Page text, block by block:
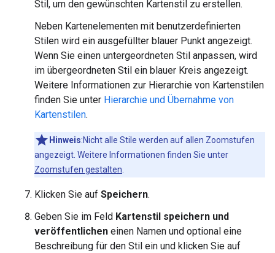
Stil, um den gewünschten Kartenstil zu erstellen.
Neben Kartenelementen mit benutzerdefinierten
Stilen wird ein ausgefüllter blauer Punkt angezeigt.
Wenn Sie einen untergeordneten Stil anpassen, wird
im übergeordneten Stil ein blauer Kreis angezeigt.
Weitere Informationen zur Hierarchie von Kartenstilen
finden Sie unter Hierarchie und Übernahme von
Kartenstilen.
Hinweis:Nicht alle Stile werden auf allen Zoomstufen
angezeigt. Weitere Informationen finden Sie unter
Zoomstufen gestalten.
Klicken Sie auf Speichern.
Geben Sie im Feld Kartenstil speichern und
veröffentlichen einen Namen und optional eine
Beschreibung für den Stil ein und klicken Sie auf